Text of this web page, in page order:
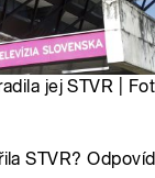
jej STVR |
STVR?